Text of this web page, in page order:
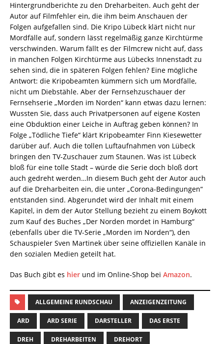
Hintergrundberichte zu den Dreharbeiten. Auch geht der
Autor auf Filmfehler ein, die ihm beim Anschauen der
Folgen aufgefallen sind. Die Kripo Lübeck klärt nicht nur
Mordfälle auf, sondern lässt regelmäßig ganze Kirchtürme
verschwinden. Warum fällt es der Filmcrew nicht auf, dass
in manchen Folgen Kirchtürme aus Lübecks Innenstadt zu
sehen sind, die in späteren Folgen fehlen? Eine mögliche
Antwort: die Kripobeamten kümmern sich um Mordfälle,
nicht um Diebstähle. Aber der Fernsehzuschauer der
Fernsehserie „Morden im Norden“ kann etwas dazu lernen:
Wussten Sie, dass auch Privatpersonen auf eigene Kosten
eine Obduktion einer Leiche in Auftrag geben können? In
Folge „Tödliche Tiefe“ klärt Kripobeamter Finn Kiesewetter
darüber auf. Auch die tollen Luftaufnahmen von Lübeck
bringen den TV-Zuschauer zum Staunen. Was ist Lübeck
bloß für eine tolle Stadt – würde die Serie doch bloß dort
auch gedreht werden…In diesem Buch geht der Autor auch
auf die Dreharbeiten ein, die unter „Corona-Bedingungen“
entstanden sind. Abgerundet wird der Inhalt mit einem
Kapitel, in dem der Autor Stellung bezieht zu einem Boykott
zum Kauf des Buches „Der Norden mordet in Hamburg“
(ebenfalls über die TV-Serie „Morden im Norden“), den
Schauspieler Sven Martinek über seine offiziellen Kanäle in
den sozialen Medien geteilt hat.
Das Buch gibt es hier und im Online-Shop bei Amazon.
ALLGEMEINE RUNDSCHAU ANZEIGENZEITUNG
ARD ARD SERIE DARSTELLER DAS ERSTE
DREH DREHARBEITEN DREHORT